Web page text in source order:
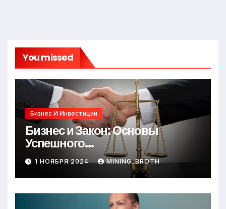
You missed
Бизнес И Инвестиции
Бизнес и Закон: Основы
Успешного
Предпринимательства
1 НОЯБРЯ 2024 MINING_BROTH